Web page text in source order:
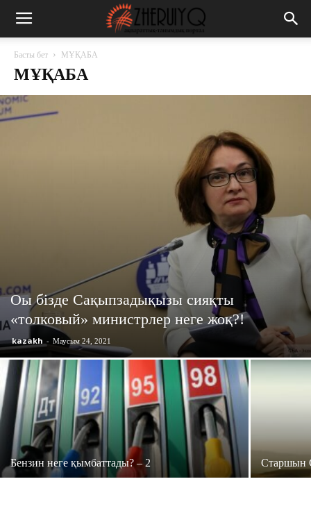
Басты бет МҰҚАБА
МҰҚАБА
Оы бізде Сақыпзадықызы сияқты
«толковый» министрлер неге жоқ?!
kazakh - Маусым 24, 2021
Бензин неге қымбаттады? – 2 Старшын